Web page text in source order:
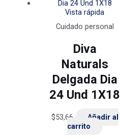
Vista rápida
Cuidado personal
Diva
Naturals
Delgada Dia
24 Und 1X18
$53,66
Añadir al
carrito